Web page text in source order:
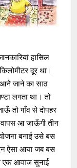
हासिल
दूर था।
जाने का साठ
लगता था। तो
तो गाँव से दोपहर
आ जाऊँगी तीन
बनाई उसे बस
ऐसा आया जब बस
एक आवाज सुनाई